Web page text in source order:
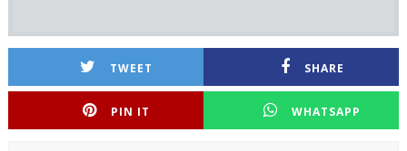
TWEET SHARE
PIN IT WHATSAPP